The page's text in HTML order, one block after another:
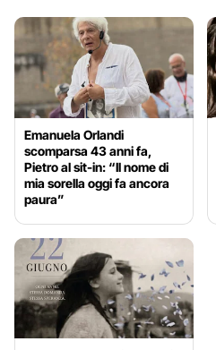
Emanuela Orlandi
scomparsa 43 anni fa,
Pietro al sit-in: “Il nome di
mia sorella oggi fa ancora
paura”